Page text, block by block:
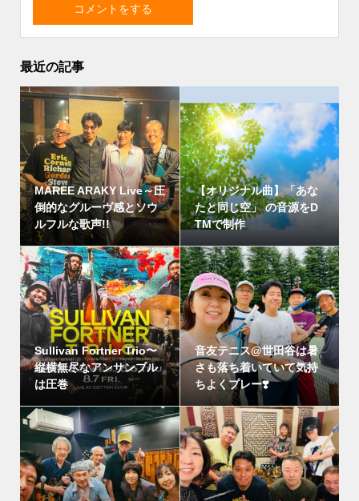
最近の記事
MAREE ARAKY Live～圧
倒的なグルーヴ感とソウ
ルフルな歌声!!
【オリジナル曲】「あな
たと同じ空」 の音源をD
TMで制作
Sullivan Fortner Trio〜
縦横無尽なアンサンブル
は圧巻
音友テニス@世田谷は暑
さも落ち着いていて気持
ちよくプレー❣️